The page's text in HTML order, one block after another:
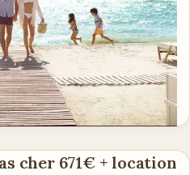
cher 671€ + location